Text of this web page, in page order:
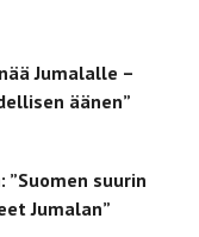
Jumalalle –
äänen”
suurin
Jumalan”